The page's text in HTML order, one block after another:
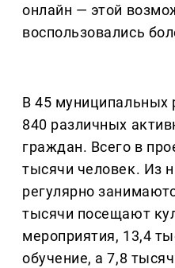
онлайн — этой
воспользовались
В 45 муниципальных
840 различных
граждан. Всего в
тысячи человек. Из
регулярно
тысячи посещают
мероприятия, 13,4
обучение, а 7,8